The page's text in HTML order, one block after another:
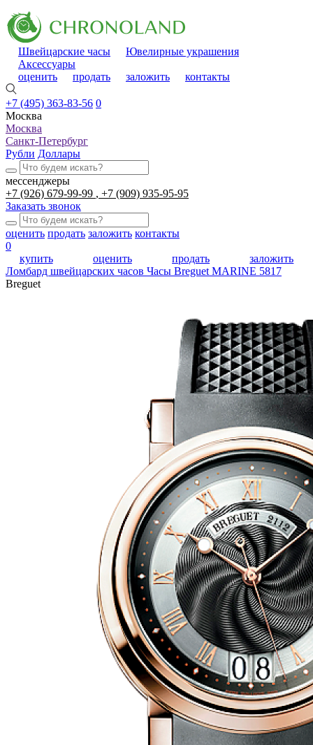
Швейцарские часы
Ювелирные украшения
Аксессуары
оценить
продать заложить контакты
+7 (495) 363-83-56 0
Москва
Москва
Санкт-Петербург
Рубли Доллары
мессенджеры
+7 (926) 679-99-99
+7 (909) 935-95-95
Заказать звонок
оценить продать заложить контакты
0
купить
оценить продать
заложить
Ломбард швейцарских часов Часы Breguet MARINE 5817
Breguet